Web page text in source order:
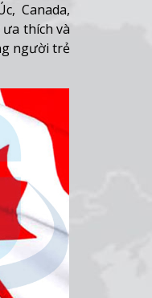
Canada,
thích và
người trẻ